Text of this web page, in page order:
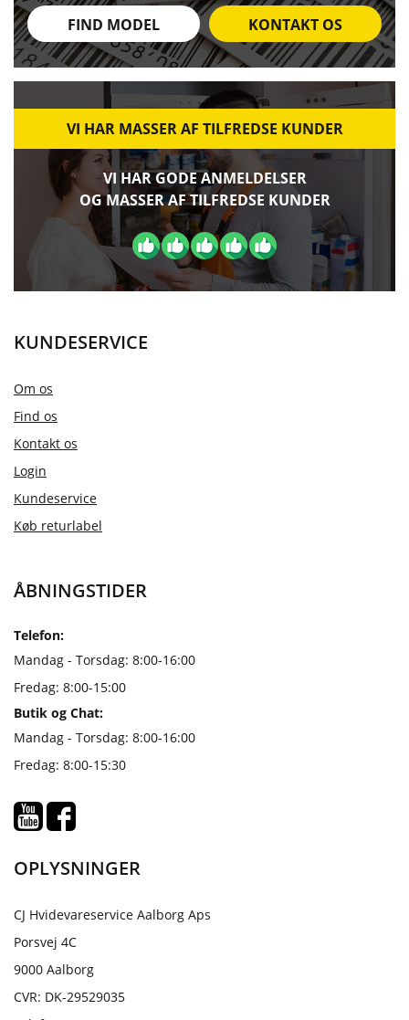
FIND MODEL KONTAKT OS
VI HAR MASSER AF TILFREDSE KUNDER
VI HAR GODE ANMELDELSER
OG MASSER AF TILFREDSE KUNDER
KUNDESERVICE
Om os
Find os
Kontakt os
Login
Kundeservice
Køb returlabel
ÅBNINGSTIDER
Telefon:
Mandag - Torsdag: 8:00-16:00
Fredag: 8:00-15:00
Butik og Chat:
Mandag - Torsdag: 8:00-16:00
Fredag: 8:00-15:30
OPLYSNINGER
CJ Hvidevareservice Aalborg Aps
Porsvej 4C
9000 Aalborg
CVR: DK-29529035